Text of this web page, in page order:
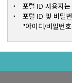
포털 ID 사용자
포털 ID 및 비밀
"아이디/비밀번